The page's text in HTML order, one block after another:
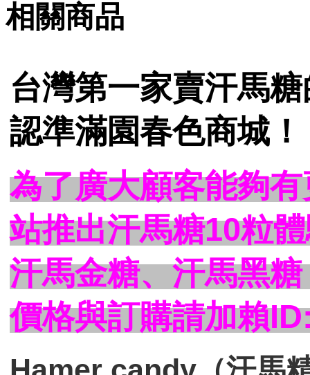
相關商品
台灣第一家賣汗馬
認準滿園春色商城！
為了廣大顧客能夠
站推出汗馬糖10粒
汗馬金糖、汗馬黑
價格與訂購請加賴